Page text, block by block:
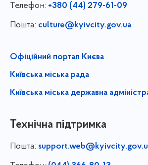
Телефон: +380 (44) 279-61-09
Пошта: culture@kyivcity.gov.ua
Офіційний портал Києва
Київська міська рада
Київська міська державна
Технічна підтримка
Пошта: